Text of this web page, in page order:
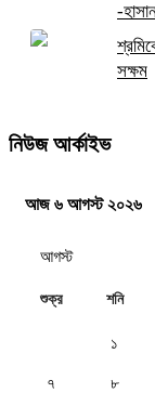
-
সক্ষম
নিউজ আর্কাইভ
আজ ৬ আগস্ট ২০২৬
শুক্র শনি
১
৭ ৮